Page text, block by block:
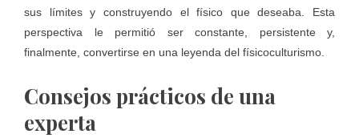
sus límites y construyendo el físico que deseaba. Esta
perspectiva le permitió ser constante, persistente y,
finalmente, convertirse en una leyenda del físicoculturismo.
Consejos prácticos de una
experta